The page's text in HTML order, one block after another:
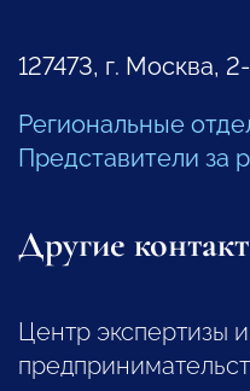
127473, г. Москва,
Региональные
Представители за
Другие
Центр экспертизы